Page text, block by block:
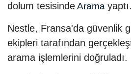
dolum tesisindeArama yaptı.
Nestle, Fransa'da güvenlik
ekipleri tarafından
arama işlemlerini doğruladı.